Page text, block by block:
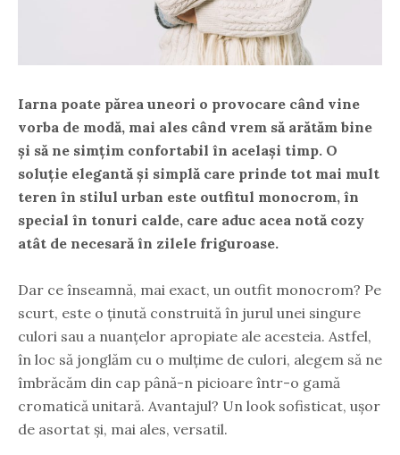
Iarna poate părea uneori o provocare când vine
vorba de modă, mai ales când vrem să arătăm bine
și să ne simțim confortabil în același timp. O
soluție elegantă și simplă care prinde tot mai mult
teren în stilul urban este outfitul monocrom, în
special în tonuri calde, care aduc acea notă cozy
atât de necesară în zilele friguroase.
Dar ce înseamnă, mai exact, un outfit monocrom? Pe
scurt, este o ținută construită în jurul unei singure
culori sau a nuanțelor apropiate ale acesteia. Astfel,
în loc să jonglăm cu o mulțime de culori, alegem să ne
îmbrăcăm din cap până-n picioare într-o gamă
cromatică unitară. Avantajul? Un look sofisticat, ușor
de asortat și, mai ales, versatil.